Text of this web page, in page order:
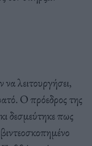
να λειτουργήσει,
Ο πρόεδρος της
δεσμεύτηκε πως